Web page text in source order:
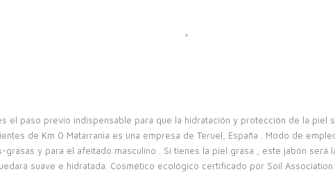
el paso previo indispensable para que la hidratación y protección de la piel
de Km 0 Matarrania es una empresa de Teruel, España . Modo de
y para el afeitado masculino . Si tienes la piel grasa , este jabón será
suave e hidratada. Cosmético ecológico certificado por Soil